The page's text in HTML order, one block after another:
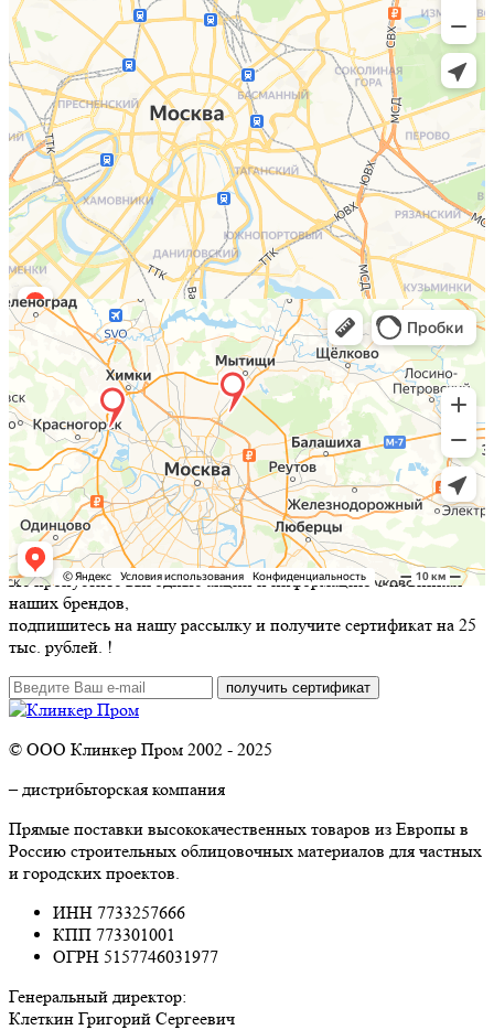
Не пропустите выгодные акции и информацию о новинках
наших брендов,
подпишитесь на нашу рассылку и получите сертификат на 25
тыс. рублей. !
© ООО Клинкер Пром 2002 - 2025
– дистрибьторская компания
Прямые поставки высококачественных товаров из Европы в
Россию строительных облицовочных материалов для частных
и городских проектов.
ИНН 7733257666
КПП 773301001
ОГРН 5157746031977
Генеральный директор:
Клеткин Григорий Сергеевич